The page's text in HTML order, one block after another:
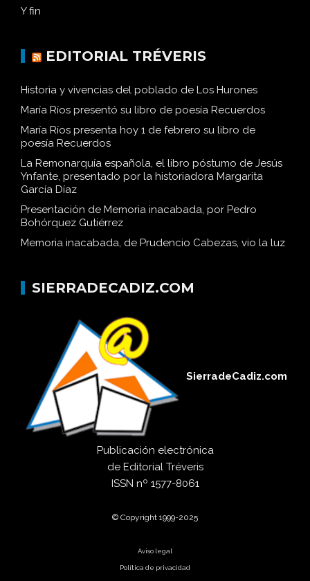
Y fin
EDITORIAL TRÉVERIS
Historia y vivencias del poblado de Los Hurones
María Ríos presentó su libro de poesía Recuerdos
María Ríos presenta hoy 1 de febrero su libro de
poesía Recuerdos
La Remonarquía española, el libro póstumo de Jesús
Ynfante, presentado por la historiadora Margarita
García Díaz
Presentación de Memoria inacabada, por Pedro
Bohórquez Gutiérrez
Memoria inacabada, de Prudencio Cabezas, vio la luz
SIERRADECADIZ.COM
SierradeCadiz.com
Publicación electrónica
de Editorial Tréveris
ISSN nº 1577-8061
© Copyright 1999-2025
Aviso legal
Política de privacidad